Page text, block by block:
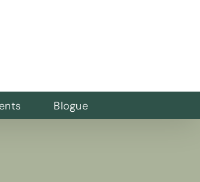
Blogue